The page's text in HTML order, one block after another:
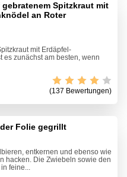
Spitzkraut mit
an Roter
mit Erdäpfel-
es zunächst am besten, wenn
(137 Bewertungen)
Folie gegrillt
entkernen und ebenso wie
hacken. Die Zwiebeln sowie den
feine...